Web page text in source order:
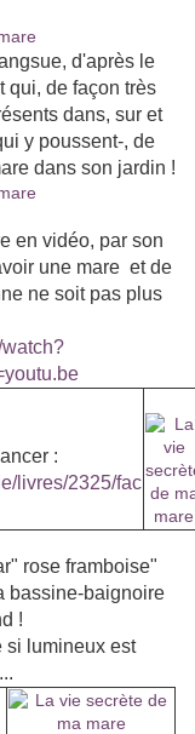
d'après le
qui, de façon très
dans, sur et
y poussent-, de
dans son jardin !
en vidéo, par son
une mare et de
ne soit pas plus
:
livres/2325/fac
rose framboise"
bassine-baignoire
!
si lumineux est